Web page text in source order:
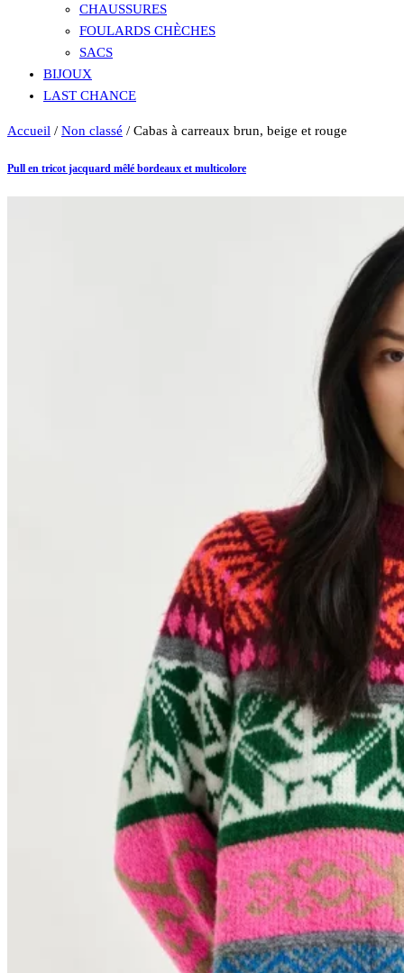
CHAUSSURES
FOULARDS CHÈCHES
SACS
BIJOUX
LAST CHANCE
Accueil / Non classé / Cabas à carreaux brun, beige et rouge
Pull en tricot jacquard mêlé bordeaux et multicolore